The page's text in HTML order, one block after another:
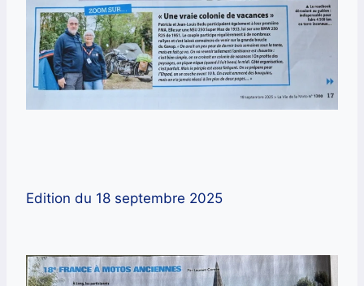
Edition du 18 septembre 2025